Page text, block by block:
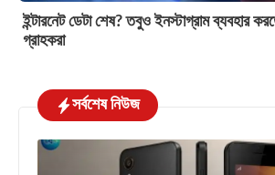
ইন্টারনেট ডেটা শেষ? তবুও ইনস্টাগ্রাম ব্যবহার
গ্রাহকরা
সর্বশেষ নিউজ